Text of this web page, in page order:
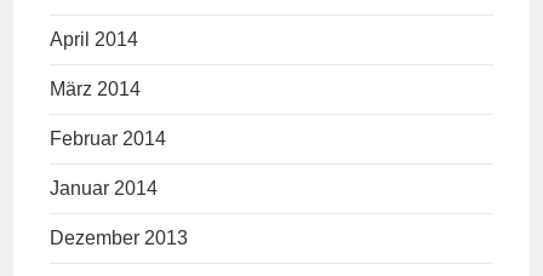
April 2014
März 2014
Februar 2014
Januar 2014
Dezember 2013